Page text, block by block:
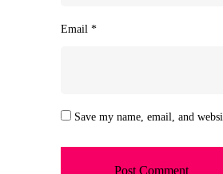
Email *
Save my name, email, and